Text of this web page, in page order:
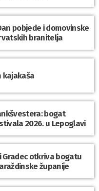
pobjede i domovinske
branitelja
kajakaša
bogat
2026. u Lepoglavi
Gradec otkriva bogatu
županije